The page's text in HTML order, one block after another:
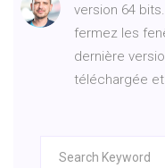
version 64
fermez les
dernière
téléchargée